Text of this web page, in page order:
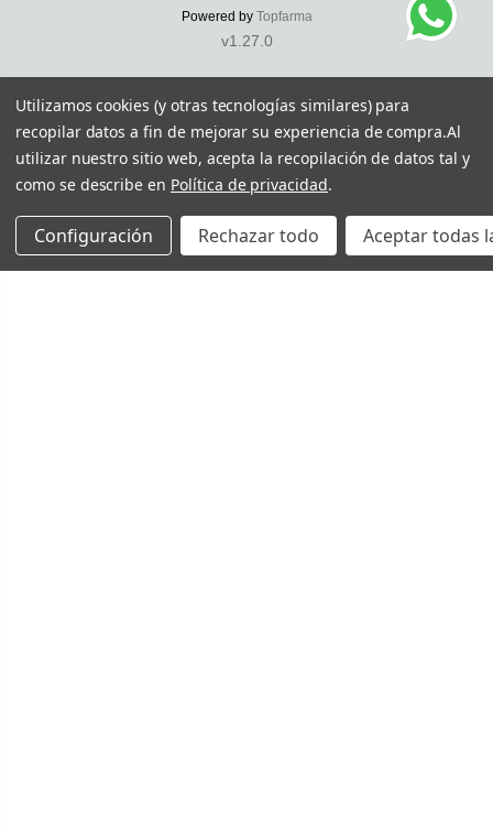
Powered by Topfarma
v1.27.0
Utilizamos cookies (y otras tecnologías similares) para
recopilar datos a fin de mejorar su experiencia de compra.Al
utilizar nuestro sitio web, acepta la recopilación de datos tal y
como se describe en Política de privacidad.
Configuración Rechazar todo Aceptar todas